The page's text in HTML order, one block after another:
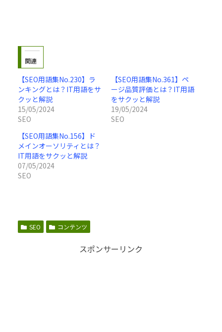
関連
【SEO用語集No.230】ラ
ンキングとは？IT用語をサ
クッと解説
15/05/2024
SEO
【SEO用語集No.361】ペ
ージ品質評価とは？IT用語
をサクッと解説
19/05/2024
SEO
【SEO用語集No.156】ド
メインオーソリティとは？
IT用語をサクッと解説
07/05/2024
SEO
SEO コンテンツ
スポンサーリンク